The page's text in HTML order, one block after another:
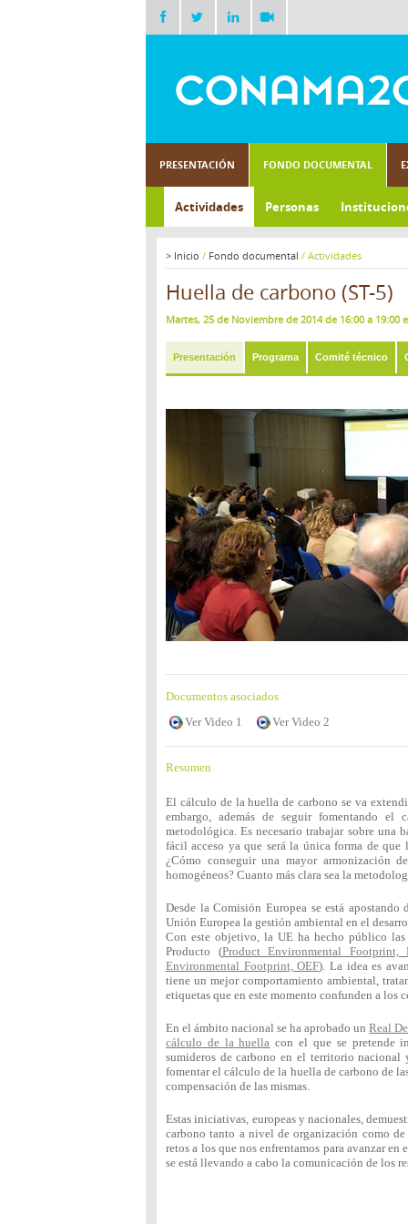
PRESENTACIÓN FONDO DOCUMENTAL
Actividades Personas
> Inicio / Fondo documental / Actividades
Huella de carbono (ST-5)
Martes, 25 de Noviembre de 2014 de 16:00 a 19:00
Presentación Programa Comité técnico
Documentos asociados
Ver Video 1
Ver Video 2
Resumen
El cálculo de la huella de carbono se va
embargo, además de seguir fomentando
metodológica. Es necesario trabajar sobre una
fácil acceso ya que será la única forma de que
¿Cómo conseguir una mayor armonización
homogéneos? Cuanto más clara sea la
Desde la Comisión Europea se está
Unión Europea la gestión ambiental en el
Con este objetivo, la UE ha hecho público
Producto (Product Environmental Footprint,
Environmental Footprint, OEF). La idea es
tiene un mejor comportamiento ambiental,
etiquetas que en este momento confunden a los
En el ámbito nacional se ha aprobado unReal
cálculo de la huella con el que se pretende
sumideros de carbono en el territorio nacional
fomentar el cálculo de la huella de carbono de
compensación de las mismas.
Estas iniciativas, europeas y nacionales,
carbono tanto a nivel de organización como
retos a los que nos enfrentamos para avanzar
se está llevando a cabo la comunicación de los